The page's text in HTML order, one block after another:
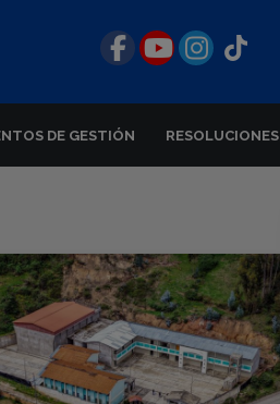
DE GESTIÓN RESOLUCIONES